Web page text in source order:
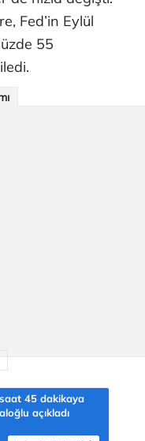
Fed’in Eylül
55
45 dakikaya
açıkladı